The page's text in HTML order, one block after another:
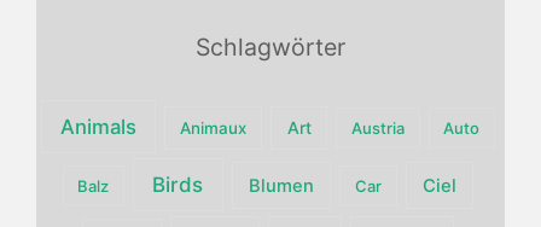
Schlagwörter
Animals Animaux Art Austria Auto
Balz Birds Blumen Car Ciel